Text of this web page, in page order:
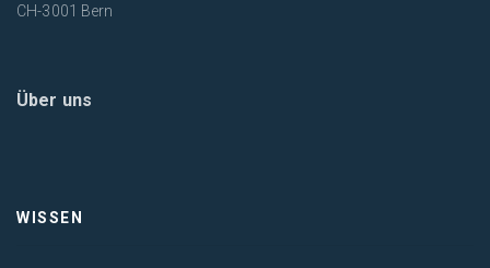
CH-3001 Bern
Über uns
WISSEN